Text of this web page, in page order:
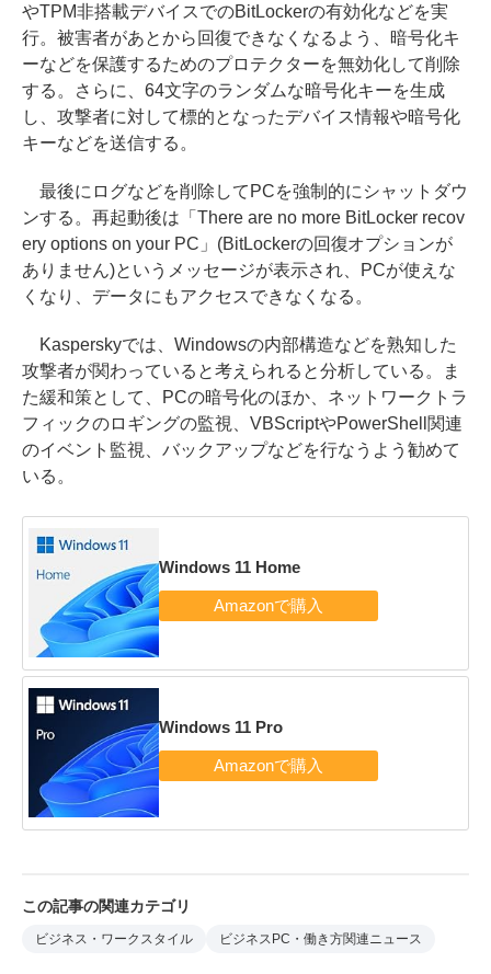
やTPM非搭載デバイスでのBitLockerの有効化などを実
行。被害者があとから回復できなくなるよう、暗号化キ
ーなどを保護するためのプロテクターを無効化して削除
する。さらに、64文字のランダムな暗号化キーを生成
し、攻撃者に対して標的となったデバイス情報や暗号化
キーなどを送信する。
最後にログなどを削除してPCを強制的にシャットダウ
ンする。再起動後は「There are no more BitLocker recov
ery options on your PC」(BitLockerの回復オプションが
ありません)というメッセージが表示され、PCが使えな
くなり、データにもアクセスできなくなる。
Kasperskyでは、Windowsの内部構造などを熟知した
攻撃者が関わっていると考えられると分析している。ま
た緩和策として、PCの暗号化のほか、ネットワークトラ
フィックのロギングの監視、VBScriptやPowerShell関連
のイベント監視、バックアップなどを行なうよう勧めて
いる。
Windows 11 Home
Windows 11 Pro
この記事の関連カテゴリ
ビジネス・ワークスタイル ビジネスPC・働き方関連ニュース